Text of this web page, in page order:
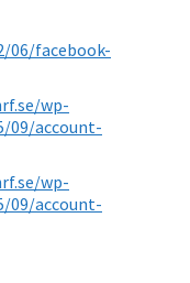
06/facebook-
wp-
09/account-
wp-
09/account-